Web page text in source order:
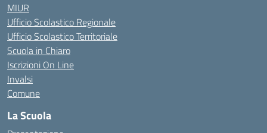
MIUR
Ufficio Scolastico Regionale
Ufficio Scolastico Territoriale
Scuola in Chiaro
Iscrizioni On Line
Invalsi
Comune
La Scuola